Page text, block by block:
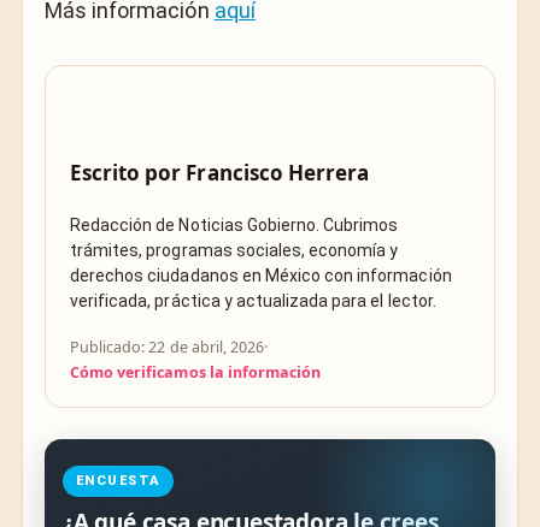
Más información aquí
Escrito por Francisco Herrera
Redacción de Noticias Gobierno. Cubrimos
trámites, programas sociales, economía y
derechos ciudadanos en México con información
verificada, práctica y actualizada para el lector.
Publicado: 22 de abril, 2026·
Cómo verificamos la información
ENCUESTA